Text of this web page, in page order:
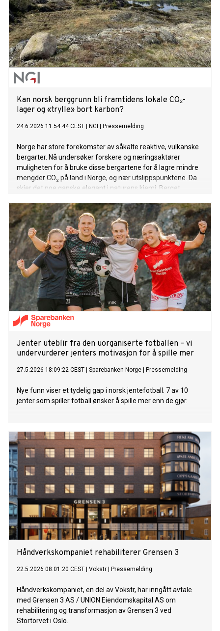
Kan norsk berggrunn bli framtidens lokale CO₂-
lager og «trylle» bort karbon?
24.6.2026 11:54:44 CEST NGI Pressemelding
Norge har store forekomster av såkalte reaktive, vulkanske
bergarter. Nå undersøker forskere og næringsaktører
muligheten for å bruke disse bergartene for å lagre mindre
mengder CO₂ på land i Norge, og nær utslippspunktene. Da
skjer det noe ganske elegant i naturens kjemi: Berget
Jenter uteblir fra den uorganiserte fotballen – vi
undervurderer jenters motivasjon for å spille mer
27.5.2026 18:09:22 CEST Sparebanken Norge Pressemelding
Nye funn viser et tydelig gap i norsk jentefotball. 7 av 10
jenter som spiller fotball ønsker å spille mer enn de gjør.
Håndverkskompaniet rehabiliterer Grensen 3
22.5.2026 08:01:20 CEST Vokstr Pressemelding
Håndverkskompaniet, en del av Vokstr, har inngått avtale
med Grensen 3 AS / UNION Eiendomskapital AS om
rehabilitering og transformasjon av Grensen 3 ved
Stortorvet i Oslo.